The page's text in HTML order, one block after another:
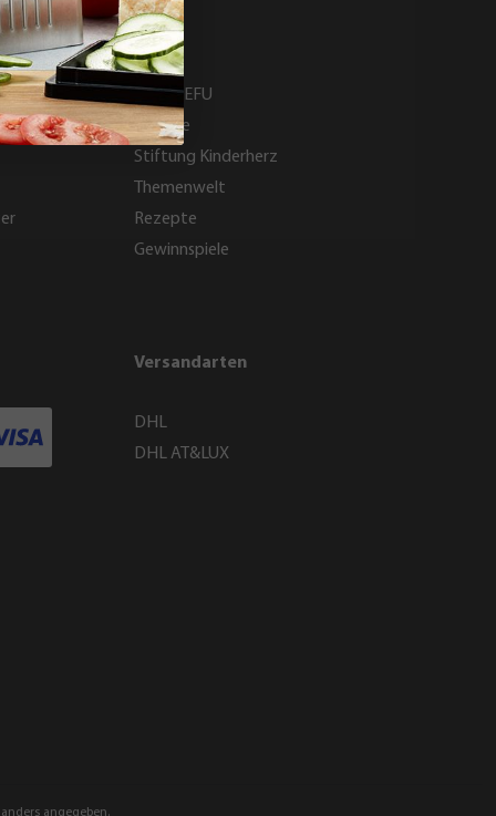
GEFU
Über GEFU
Karriere
Stiftung Kinderherz
Themenwelt
Rezepte
Gewinnspiele
Versandarten
DHL
DHL AT&LUX
angegeben.